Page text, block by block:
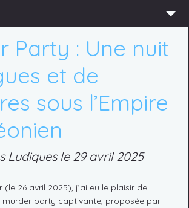
Party : Une nuit
et de
sous l’Empire
Ludiques le 29 avril 2025
(le 26 avril 2025), j’ai eu le plaisir de
murder party captivante, proposée par